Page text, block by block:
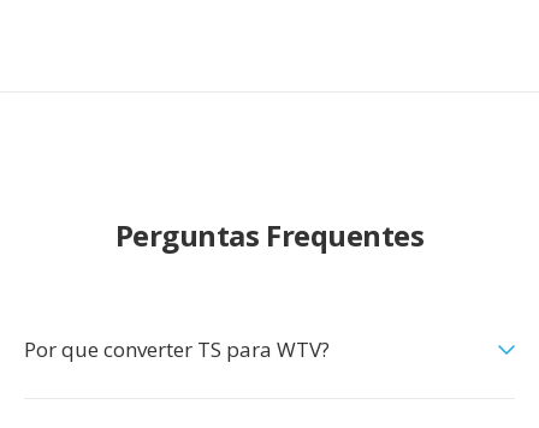
Perguntas Frequentes
Por que converter TS para WTV?